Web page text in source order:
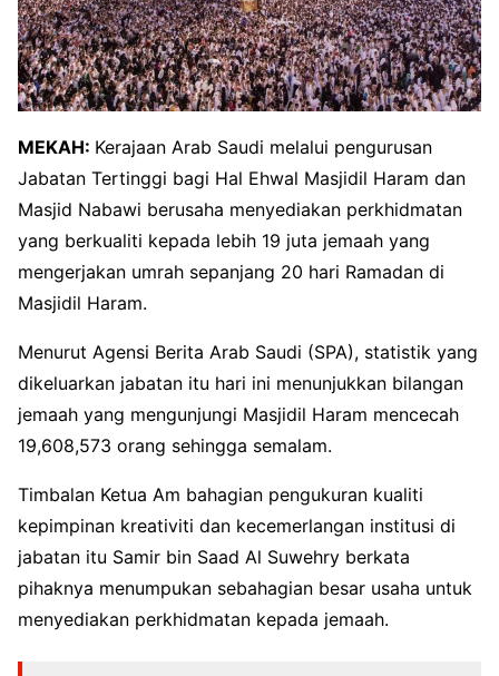
MEKAH: Kerajaan Arab Saudi melalui pengurusan
Jabatan Tertinggi bagi Hal Ehwal Masjidil Haram dan
Masjid Nabawi berusaha menyediakan perkhidmatan
yang berkualiti kepada lebih 19 juta jemaah yang
mengerjakan umrah sepanjang 20 hari Ramadan di
Masjidil Haram.
Menurut Agensi Berita Arab Saudi (SPA), statistik yang
dikeluarkan jabatan itu hari ini menunjukkan bilangan
jemaah yang mengunjungi Masjidil Haram mencecah
19,608,573 orang sehingga semalam.
Timbalan Ketua Am bahagian pengukuran kualiti
kepimpinan kreativiti dan kecemerlangan institusi di
jabatan itu Samir bin Saad Al Suwehry berkata
pihaknya menumpukan sebahagian besar usaha untuk
menyediakan perkhidmatan kepada jemaah.